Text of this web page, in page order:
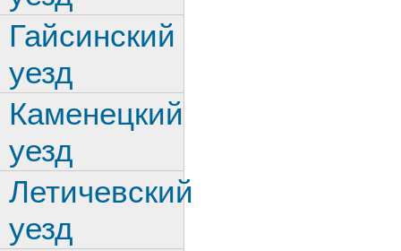
Гайсинский
уезд
Каменецкий
уезд
Летичевский
уезд